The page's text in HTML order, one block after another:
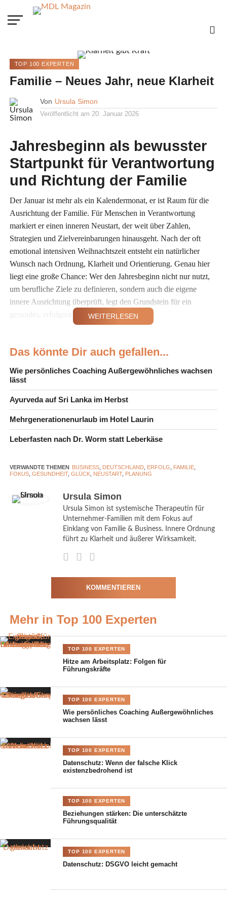
TOP 100 EXPERTEN
Familie – Neues Jahr, neue Klarheit
Von Ursula Simon
Veröffentlicht am 20. Januar 2026
Jahresbeginn als bewusster
Startpunkt für Verantwortung
und Richtung der Familie
Der Januar ist mehr als ein Kalendermonat, er ist Raum für die
Ausrichtung der Familie. Für Menschen in Verantwortung
markiert er einen inneren Neustart, der weit über Zahlen,
Strategien und Zielvereinbarungen hinausgeht. Nach der oft
emotional intensiven Weihnachtszeit entsteht ein natürlicher
Wunsch nach Ordnung, Klarheit und Orientierung. Genau hier
liegt eine große Chance: Wer den Jahresbeginn nicht nur nutzt,
um berufliche Ziele zu definieren, sondern auch die eigene
innere Ausrichtung überprüft, legt den Grundstein für ein
gesundes, erfolgreiches und stimmiges Jahr.
tragen häufig mehrere Rollen gleichzeitig. Sie sind Entscheider
Anker im familiären Umfeld. Wenn diese Rollen nicht bewusst
integriert werden, entstehen innere Spannungen, die sich sowohl
im Unternehmen als auch in der Familie zeigen. Der Januar lädt
heraus das neue Jahr gestaltet werden soll. Klarheit im Inneren
wirkt dabei wie ein Kompass, der sowohl berufliche als auch
Gesund, glücklich und
erfolgreich: Warum Balance kein
Zufall ist, Ausrichtung Familie
Viele Jahresvorsätze drehen sich um Gesundheit, Erfolg und
Zufriedenheit. Doch diese Ziele bleiben oft abstrakt, solange sie
allein durch Disziplin, sondern durch ein stimmiges
Zusammenspiel von innerem Druck, äußeren Anforderungen
und persönlichen Bedürfnissen. Führungskräfte, die dauerhaft
über ihre Grenzen gehen, zahlen dafür häufig mit Erschöpfung,
innerer Unruhe oder familiären Konflikten. Diese Signale sind
keine Schwäche, sondern Hinweise auf fehlende Balance.
Ein
dort, wo
Entscheidung erlebt wird. Wer sich selbst ernst nimmt, trifft
klarere Entscheidungen, kommuniziert eindeutiger und schafft
WEITERLESEN
Das könnte Dir auch gefallen...
Wie persönliches Coaching Außergewöhnliches wachsen
lässt
Ayurveda auf Sri Lanka im Herbst
Mehrgenerationenurlaub im Hotel Laurin
Leberfasten nach Dr. Worm statt Leberkäse
VERWANDTE THEMEN BUSINESS, DEUTSCHLAND, ERFOLG FAMILIE,
FOKUS, GESUNDHEIT, GLÜCK, NEUSTART, PLANUNG
Ursula Simon
Ursula Simon ist systemische Therapeutin für
Unternehmer-Familien mit dem Fokus auf
Einklang von Familie & Business. Innere Ordnung
führt zu Klarheit und äußerer Wirksamkeit.
KOMMENTIEREN
Mehr in Top 100 Experten
TOP 100 EXPERTEN
Hitze am Arbeitsplatz: Folgen für
Führungskräfte
TOP 100 EXPERTEN
Wie persönliches Coaching Außergewöhnliches
wachsen lässt
TOP 100 EXPERTEN
Datenschutz: Wenn der falsche Klick
existenzbedrohend ist
TOP 100 EXPERTEN
Beziehungen stärken: Die unterschätzte
Führungsqualität
TOP 100 EXPERTEN
Datenschutz: DSGVO leicht gemacht